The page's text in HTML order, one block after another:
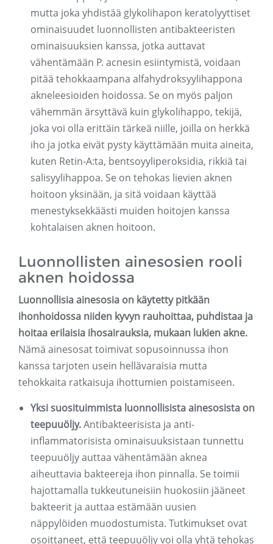
mutta joka yhdistää glykolihapon keratolyyttiset
ominaisuudet luonnollisten antibakteeristen
ominaisuuksien kanssa, jotka auttavat
vähentämään P. acnesin esiintymistä, voidaan
pitää tehokkaampana alfahydroksyylihappona
akneleesioiden hoidossa. Se on myös paljon
vähemmän ärsyttävä kuin glykolihappo, tekijä,
joka voi olla erittäin tärkeä niille, joilla on herkkä
iho ja jotka eivät pysty käyttämään muita aineita,
kuten Retin-A:ta, bentsoyyliperoksidia, rikkiä tai
salisyylihappoa. Se on tehokas lievien aknen
hoitoon yksinään, ja sitä voidaan käyttää
menestyksekkäästi muiden hoitojen kanssa
kohtalaisen aknen hoitoon.
Luonnollisten ainesosien rooli
aknen hoidossa
Luonnollisia ainesosia on käytetty pitkään
ihonhoidossa niiden kyvyn rauhoittaa, puhdistaa ja
hoitaa erilaisia ​​ihosairauksia, mukaan lukien akne.
Nämä ainesosat toimivat sopusoinnussa ihon
kanssa tarjoten usein hellävaraisia ​​mutta
tehokkaita ratkaisuja ihottumien poistamiseen.
Yksi suosituimmista luonnollisista ainesosista on
teepuuöljy.Antibakteerisista ja anti-
inflammatorisista ominaisuuksistaan ​​tunnettu
teepuuöljy auttaa vähentämään aknea
aiheuttavia bakteereja ihon pinnalla. Se toimii
hajottamalla tukkeutuneisiin huokosiin jääneet
bakteerit ja auttaa estämään uusien
näppylöiden muodostumista. Tutkimukset ovat
osoittaneet, että teepuuöljy voi olla yhtä tehokas